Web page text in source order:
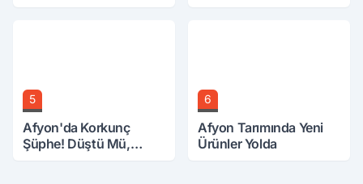
5
Afyon'da Korkunç
Şüphe! Düştü Mü,
6
Afyon Tarımında Yeni
Ürünler Yolda